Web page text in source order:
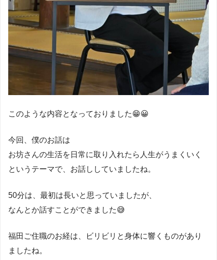
このような内容となっておりました😁😀
今回、僕のお話は
お坊さんの生活を日常に取り入れたら人生がうまくいく
というテーマで、お話ししていましたね。
50分は、最初は長いと思っていましたが、
なんとか話すことができました😅
福田ご住職のお経は、ビリビリと身体に響くものがあり
ましたね。